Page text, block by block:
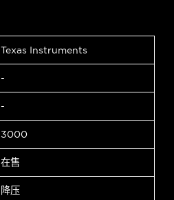
Texas Instruments
-
-
3000
在售
降压